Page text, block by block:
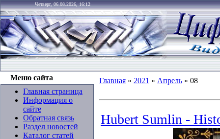
Четверг, 06.08.2026, 16:12
Меню сайта
Главная страница
Информация о
сайте
Обратная связь
Раздел новостей
Каталог статей
Главная » 2021 » Апрель » 08
Hubert Sumlin -